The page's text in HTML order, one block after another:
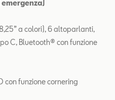
a colori), 6 altoparlanti,
C, Bluetooth® con funzione
con funzione cornering